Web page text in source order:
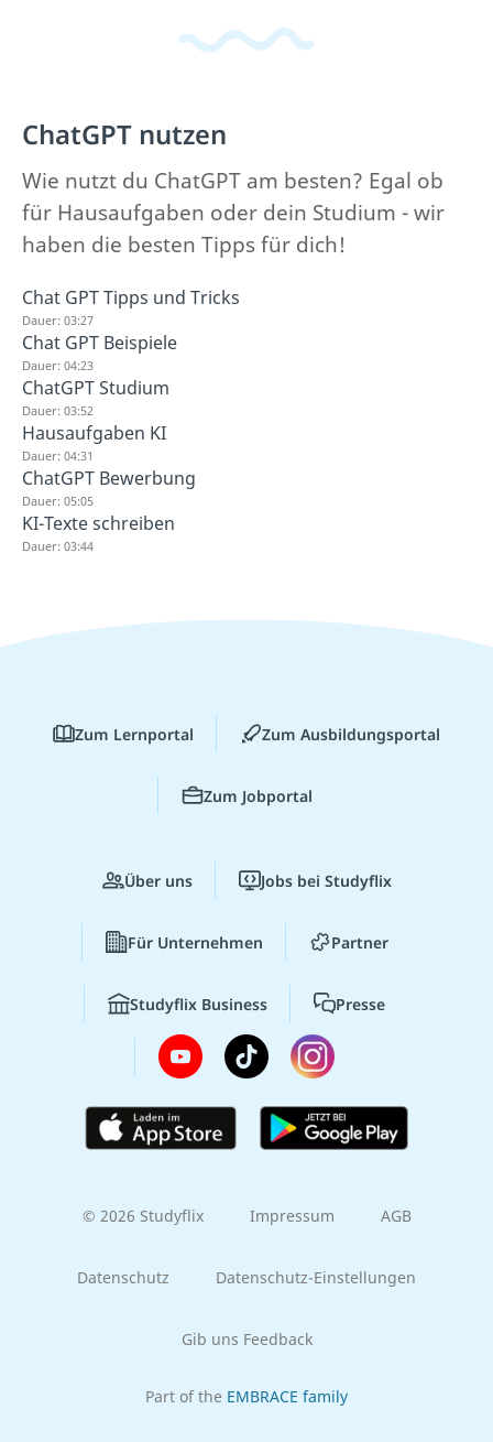
ChatGPT nutzen
Wie nutzt du ChatGPT am besten? Egal ob
für Hausaufgaben oder dein Studium - wir
haben die besten Tipps für dich!
Chat GPT Tipps und Tricks
Dauer: 03:27
Chat GPT Beispiele
Dauer: 04:23
ChatGPT Studium
Dauer: 03:52
Hausaufgaben KI
Dauer: 04:31
ChatGPT Bewerbung
Dauer: 05:05
KI-Texte schreiben
Dauer: 03:44
Zum Lernportal Zum Ausbildungsportal
Zum Jobportal
Über uns Jobs bei Studyflix
Für Unternehmen Partner
Studyflix Business Presse
© 2026 Studyflix Impressum AGB
Datenschutz Datenschutz-Einstellungen
Gib uns Feedback
Part of the EMBRACE family